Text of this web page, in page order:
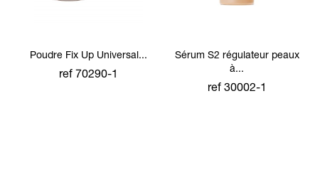
Poudre Fix Up Universal...
ref 70290-1
Sérum S2 régulateur peaux
à...
ref 30002-1